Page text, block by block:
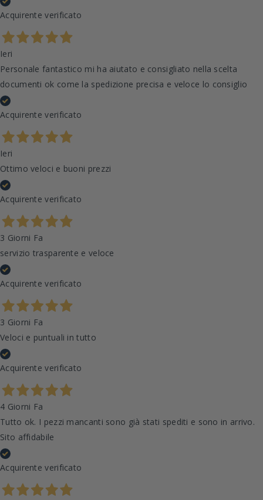
Acquirente verificato
Ieri
Personale fantastico mi ha aiutato e consigliato nella scelta
documenti ok come la spedizione precisa e veloce lo consiglio
Acquirente verificato
Ieri
Ottimo veloci e buoni prezzi
Acquirente verificato
3 Giorni Fa
servizio trasparente e veloce
Acquirente verificato
3 Giorni Fa
Veloci e puntuali in tutto
Acquirente verificato
4 Giorni Fa
Tutto ok. I pezzi mancanti sono già stati spediti e sono in arrivo.
Sito affidabile
Acquirente verificato